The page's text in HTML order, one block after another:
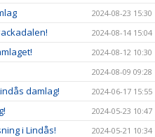
2024-08-23 15:30
2024-08-14 15:04
2024-08-12 10:30
2024-08-09 09:28
damlag! 2024-06-17 15:55
2024-05-23 10:47
i Lindås! 2024-05-21 10:34